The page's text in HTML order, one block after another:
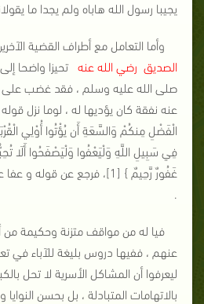
يجيبا رسول الله هاباه ولم يجدا ما
وأما التعامل مع أطراف القضية
الصديق رضي الله عنه تحيزا واضحا
صلى الله عليه وسلم ، فقد غضب
عنه نفقة كان يؤديها له ، لوما نزل قوله
الْفَضْلِ مِنكُمْ وَالسَّعَةِ أَن يُؤْتُوا أُوْلِي
فِي سَبِيلِ اللَّهِ وَلْيَعْفُوا وَلْيَصْفَحُوا أَلَا
غَفُورٌ رَّحِيمٌ } [1]، فرجع عن
.
فيا له من مواقف متزنة وحكيمة من
عنهم ، ففيها دروس بليغة للآباء في
ليعرفوا أن المشاكل الأسرية لا تحل
بالاتهامات المتبادلة ، بل بحسن النوايا